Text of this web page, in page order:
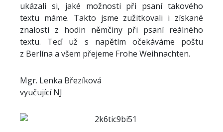
ukázali si, jaké možnosti při psaní takového
textu máme. Takto jsme zužitkovali i získané
znalosti z hodin němčiny při psaní reálného
textu. Teď už s napětím očekáváme poštu
z Berlína a všem přejeme Frohe Weihnachten.
Mgr. Lenka Březíková
vyučující NJ